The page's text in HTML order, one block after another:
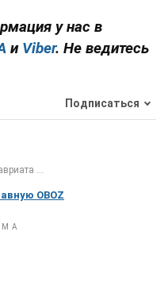
у нас в
и Viber. Не ведитесь
Подписаться
...
OBOZ